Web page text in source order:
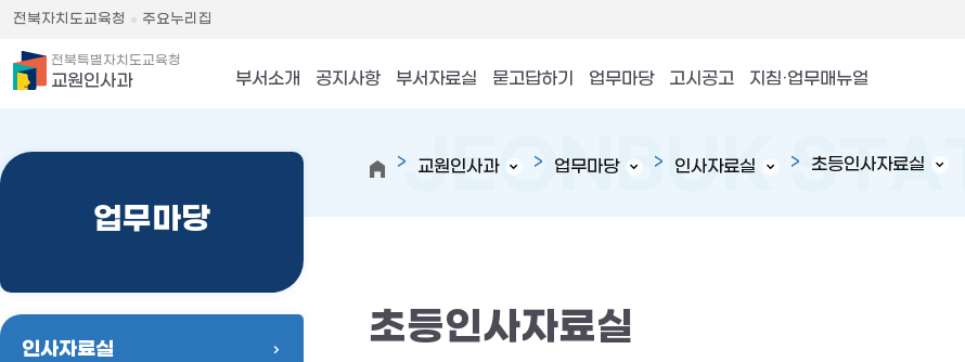
전북자치도교육청 주요누리집
전북특별자치도교육청
교원인사과 부서소개 공지사항 부서자료실 묻고답하기 업무마당 고시공고 지침·업무매뉴얼
업무마당
인사자료실
교원인사과 업무마당 인사자료실 초등인사자료실
초등인사자료실